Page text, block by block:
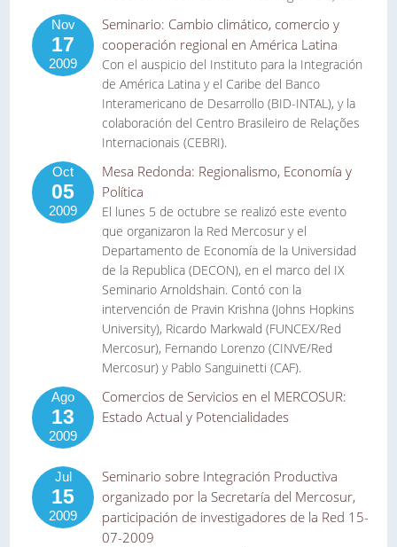
Nov
17
2009
Seminario: Cambio climático, comercio y
cooperación regional en América Latina
Con el auspicio del Instituto para la Integración
de América Latina y el Caribe del Banco
Interamericano de Desarrollo (BID-INTAL), y la
colaboración del Centro Brasileiro de Relações
Internacionais (CEBRI).
Oct
05
2009
Mesa Redonda: Regionalismo, Economía y
Política
El lunes 5 de octubre se realizó este evento
que organizaron la Red Mercosur y el
Departamento de Economía de la Universidad
de la Republica (DECON), en el marco del IX
Seminario Arnoldshain. Contó con la
intervención de Pravin Krishna (Johns Hopkins
University), Ricardo Markwald (FUNCEX/Red
Mercosur), Fernando Lorenzo (CINVE/Red
Mercosur) y Pablo Sanguinetti (CAF).
Ago
13
2009
Comercios de Servicios en el MERCOSUR:
Estado Actual y Potencialidades
Jul
15
2009
Seminario sobre Integración Productiva
organizado por la Secretaría del Mercosur,
participación de investigadores de la Red 15-
07-2009